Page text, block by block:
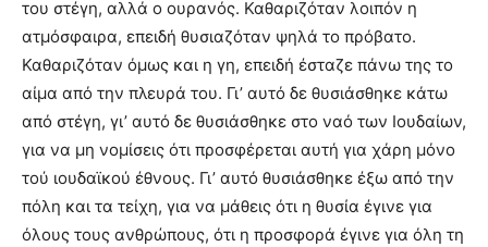
του στέγη, αλλά ο ουρανός. Καθαριζόταν λοιπόν η
ατμόσφαιρα, επειδή θυσιαζόταν ψηλά το πρόβατο.
Καθαριζόταν όμως και η γη, επειδή έσταζε πάνω της το
αίμα από την πλευρά του. Γι’ αυτό δε θυσιάσθηκε κάτω
από στέγη, γι’ αυτό δε θυσιάσθηκε στο ναό των Ιουδαίων,
για να μη νομίσεις ότι προσφέρεται αυτή για χάρη μόνο
τού ιουδαϊκού έθνους. Γι’ αυτό θυσιάσθηκε έξω από την
πόλη και τα τείχη, για να μάθεις ότι η θυσία έγινε για
όλους τους ανθρώπους, ότι η προσφορά έγινε για όλη τη